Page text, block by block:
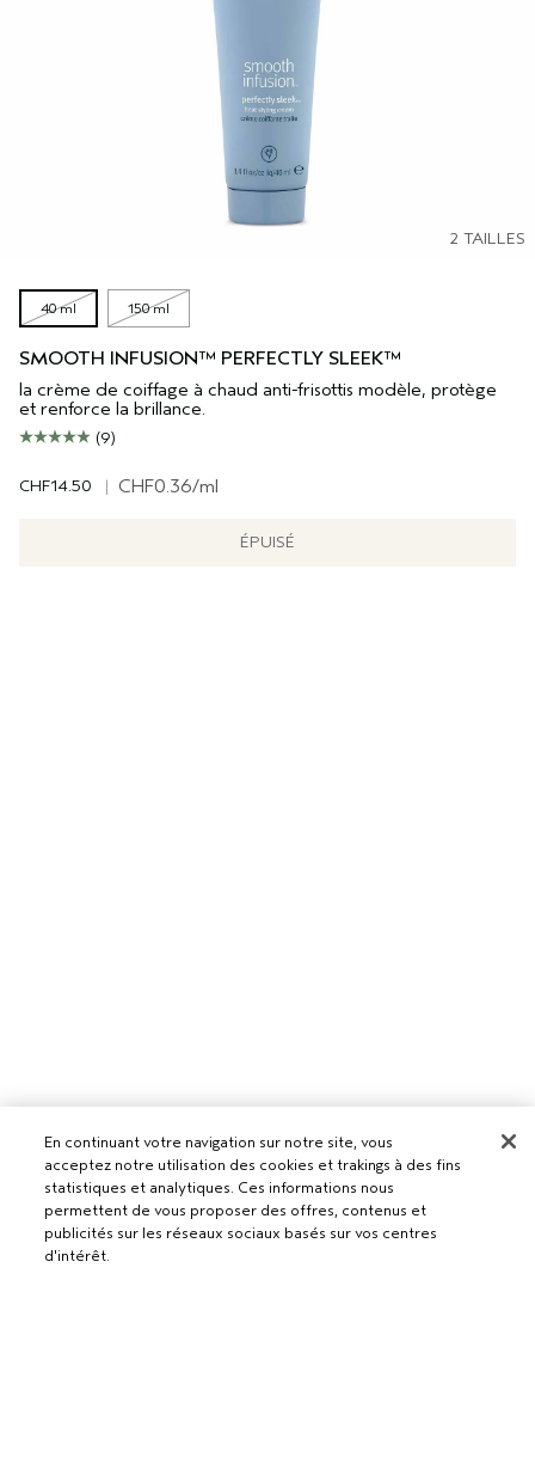
2 TAILLES
40 ml 150 ml
SMOOTH INFUSION™ PERFECTLY SLEEK™
la crème de coiffage à chaud anti-frisottis modèle, protège
et renforce la brillance.
(9)
CHF14.50 | CHF0.36/ml
ÉPUISÉ
Pour les professionnels
DEVENIR UN SALON AVEDA
Besoin d’aide ?
En continuant votre navigation sur notre site, vous
acceptez notre utilisation des cookies et trakings à des fins
statistiques et analytiques. Ces informations nous
permettent de vous proposer des offres, contenus et
publicités sur les réseaux sociaux basés sur vos centres
d'intérêt.